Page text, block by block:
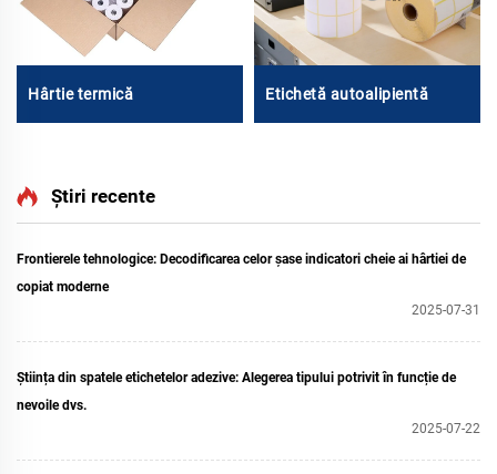
Hârtie termică Etichetă autoalipientă
Știri recente
Frontierele tehnologice: Decodificarea celor șase indicatori cheie ai hârtiei de
copiat moderne
2025-07-31
Știința din spatele etichetelor adezive: Alegerea tipului potrivit în funcție de
nevoile dvs.
2025-07-22